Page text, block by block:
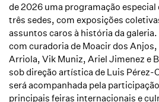
de 2026 uma programação especial
três sedes, com exposições
assuntos caros à história da
com curadoria de Moacir dos
Arriola, Vik Muniz, Ariel Jimenez e
sob direção artística de Luis Pérez-
será acompanhada pela
principais feiras internacionais e